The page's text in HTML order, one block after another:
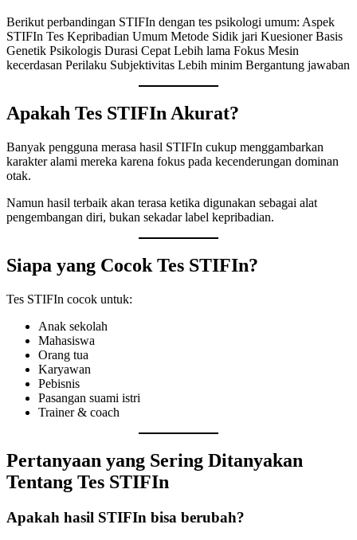
Berikut perbandingan STIFIn dengan tes psikologi umum: Aspek
STIFIn Tes Kepribadian Umum Metode Sidik jari Kuesioner Basis
Genetik Psikologis Durasi Cepat Lebih lama Fokus Mesin
kecerdasan Perilaku Subjektivitas Lebih minim Bergantung jawaban
Apakah Tes STIFIn Akurat?
Banyak pengguna merasa hasil STIFIn cukup menggambarkan
karakter alami mereka karena fokus pada kecenderungan dominan
otak.
Namun hasil terbaik akan terasa ketika digunakan sebagai alat
pengembangan diri, bukan sekadar label kepribadian.
Siapa yang Cocok Tes STIFIn?
Tes STIFIn cocok untuk:
Anak sekolah
Mahasiswa
Orang tua
Karyawan
Pebisnis
Pasangan suami istri
Trainer & coach
Pertanyaan yang Sering Ditanyakan
Tentang Tes STIFIn
Apakah hasil STIFIn bisa berubah?